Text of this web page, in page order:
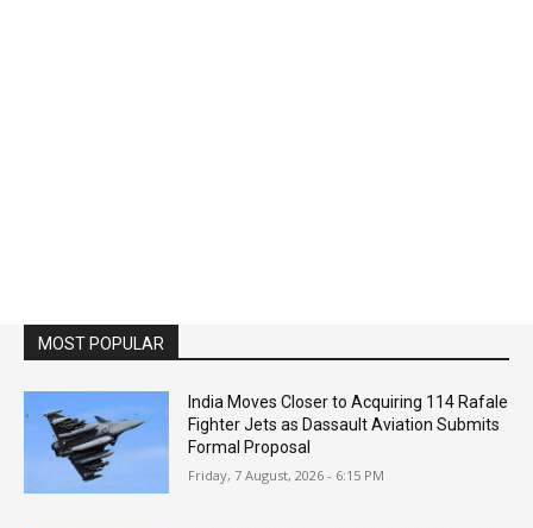
MOST POPULAR
India Moves Closer to Acquiring 114 Rafale
Fighter Jets as Dassault Aviation Submits
Formal Proposal
Friday, 7 August, 2026 - 6:15 PM